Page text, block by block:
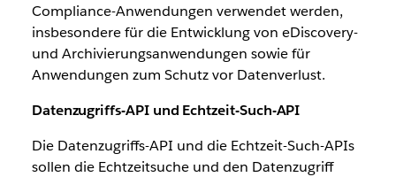
Compliance-Anwendungen verwendet werden,
insbesondere für die Entwicklung von eDiscovery-
und Archivierungsanwendungen sowie für
Anwendungen zum Schutz vor Datenverlust.
Datenzugriffs-API und Echtzeit-Such-API
Die Datenzugriffs-API und die Echtzeit-Such-APIs
sollen die Echtzeitsuche und den Datenzugriff